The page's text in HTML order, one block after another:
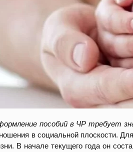
пособий в ЧР требует
в социальной плоскости.
В начале текущего года он